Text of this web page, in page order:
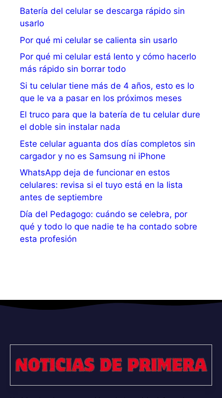
Batería del celular se descarga rápido sin
usarlo
Por qué mi celular se calienta sin usarlo
Por qué mi celular está lento y cómo hacerlo
más rápido sin borrar todo
Si tu celular tiene más de 4 años, esto es lo
que le va a pasar en los próximos meses
El truco para que la batería de tu celular dure
el doble sin instalar nada
Este celular aguanta dos días completos sin
cargador y no es Samsung ni iPhone
WhatsApp deja de funcionar en estos
celulares: revisa si el tuyo está en la lista
antes de septiembre
Día del Pedagogo: cuándo se celebra, por
qué y todo lo que nadie te ha contado sobre
esta profesión